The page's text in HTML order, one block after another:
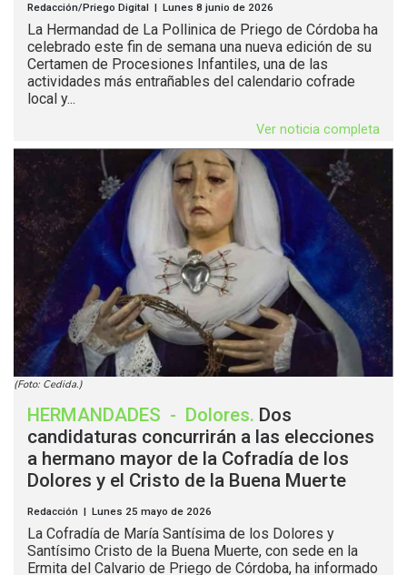
Redacción/Priego Digital | Lunes 8 junio de 2026
La Hermandad de La Pollinica de Priego de Córdoba ha
celebrado este fin de semana una nueva edición de su
Certamen de Procesiones Infantiles, una de las
actividades más entrañables del calendario cofrade
local y...
Ver noticia completa
(Foto: Cedida.)
HERMANDADES - Dolores. Dos
candidaturas concurrirán a las elecciones
a hermano mayor de la Cofradía de los
Dolores y el Cristo de la Buena Muerte
Redacción | Lunes 25 mayo de 2026
La Cofradía de María Santísima de los Dolores y
Santísimo Cristo de la Buena Muerte, con sede en la
Ermita del Calvario de Priego de Córdoba, ha informado